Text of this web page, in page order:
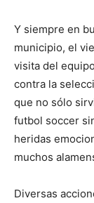
Y siempre en
municipio, el
visita del
contra la
que no sólo
futbol soccer
heridas
muchos
Diversas